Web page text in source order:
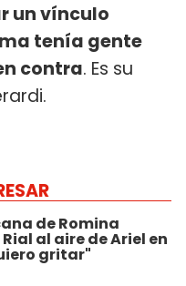
un vínculo
tenía gente
contra. Es su
de Romina
al aire de Ariel en
gritar"